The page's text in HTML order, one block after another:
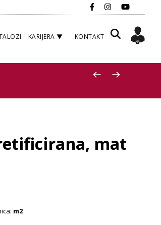
KARIJERA KONTAKT
mat
m2